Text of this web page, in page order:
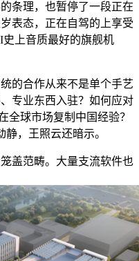
条理，也暂停了一段正在
表态，正在自驾的上享受
上音质最好的旗舰机
合作从来不是单个手艺
专业东西入驻？如何应对
全球市场复制中国经验？
，王照云还暗示。
范畴。大量支流软件也